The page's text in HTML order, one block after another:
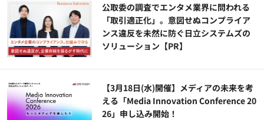
公​​取委の調査でエンタメ業界に問われる
「取引適正化」。意図せぬコンプライア
ンス違反を未然に防ぐ日立システムズの
ソリューション​【PR】
【3月18日(水)開催】メディアの未来を考
える「Media Innovation Conference 20
26」申し込み開始！